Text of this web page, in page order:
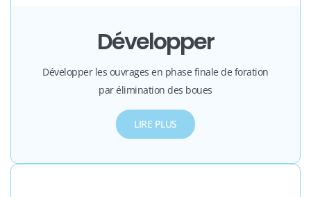
Développer
Développer les ouvrages en phase finale de foration
par élimination des boues
LIRE PLUS